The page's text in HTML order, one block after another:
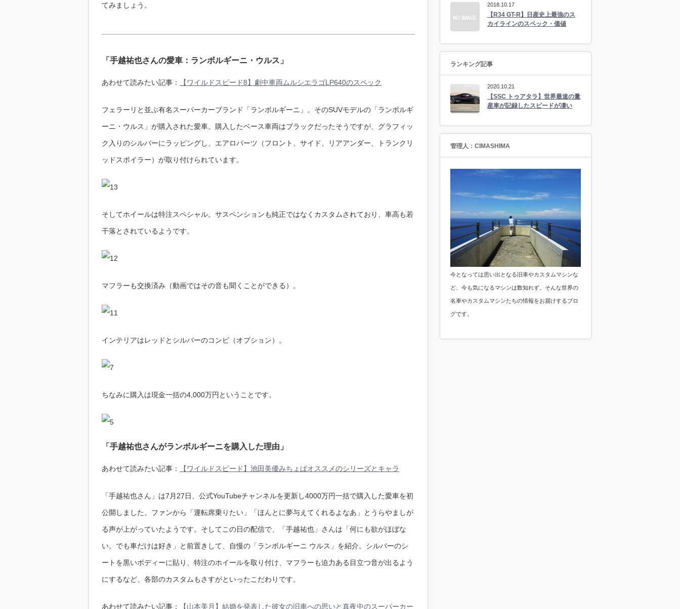
てみましょう。
「手越祐也さんの愛車：ランボルギーニ・ウルス」
あわせて読みたい記事： 【ワイルドスピード8】劇中車両ムルシエラゴLP640のスペック
フェラーリと並ぶ有名スーパーカーブランド「ランボルギーニ」。そのSUVモデルの「ランボルギ
ーニ・ウルス」が購入された愛車。購入したベース車両はブラックだったそうですが、グラフィッ
ク入りのシルバーにラッピングし、エアロパーツ（フロント、サイド、リアアンダー、トランクリ
ッドスポイラー）が取り付けられています。
そしてホイールは特注スペシャル。サスペンションも純正ではなくカスタムされており、車高も若
干落とされているようです。
マフラーも交換済み（動画ではその音も聞くことができる）。
インテリアはレッドとシルバーのコンビ（オプション）。
ちなみに購入は現金一括の4,000万円ということです。
「手越祐也さんがランボルギーニを購入した理由」
あわせて読みたい記事： 【ワイルドスピード】池田美優みちょぱオススメのシリーズとキャラ
「手越祐也さん」は7月27日、公式YouTubeチャンネルを更新し4000万円一括で購入した愛車を初
公開しました。ファンから「運転席乗りたい」「ほんとに夢与えてくれるよなあ」とうらやましが
る声が上がっていたようです。そしてこの日の配信で、「手越祐也」さんは「何にも欲がほぼな
い。でも車だけは好き」と前置きして、自慢の「ランボルギーニ ウルス」を紹介。シルバーのシ
ートを黒いボディーに貼り、特注のホイールを取り付け、マフラーも迫力ある目立つ音が出るよう
にするなど、各部のカスタムもさすがといったこだわりです。
あわせて読みたい記事： 【山本美月】結婚を発表した彼女の旧車への思いと真夜中のスーパーカー
2018.10.17
【R34 GT-R】日産史上最強のス
カイラインのスペック・価値
ランキング記事
2020.10.21
【SSC トゥアタラ】世界最速の量
産車が記録したスピードが凄い
管理人：CIMASHIMA
今となっては思い出となる旧車やカスタムマシンな
ど、今も気になるマシンは数知れず。そんな世界の
名車やカスタムマシンたちの情報をお届けするブロ
グです。